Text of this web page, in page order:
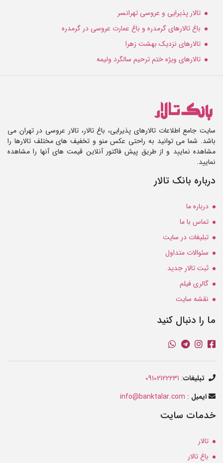
تالار پذیرایی و عروسی تهرانسر
باغ تالارهای گرمدره و باغ عمارت عروسی در گرمدره
تالارهای نزدیک بهشت زهرا
تالارهای ویژه ختم ترحیم سالگرد ولیمه
سایت جامع اطلاعات تالارهای پذیرایی، باغ تالار، تالار عروسی در تهران می
باشد. شما می توانید به راحتی عکس منو و تخفیف های مختلف تالارها را
مشاهده نمایید و از طریق پیش فاکتور آنلاین قیمت های آنها را مشاهده
نمایید.
درباره بانک تالار
درباره ما
تماس با ما
تبلیغات در سایت
سئوالات متداول
ثبت تالار جدید
گالری فیلم
نقشه سایت
ما را دنبال کنید
تبلیغات:
09102122231
ایمیل :
info@banktalar.com
خدمات سایت
تالار
باغ تالار